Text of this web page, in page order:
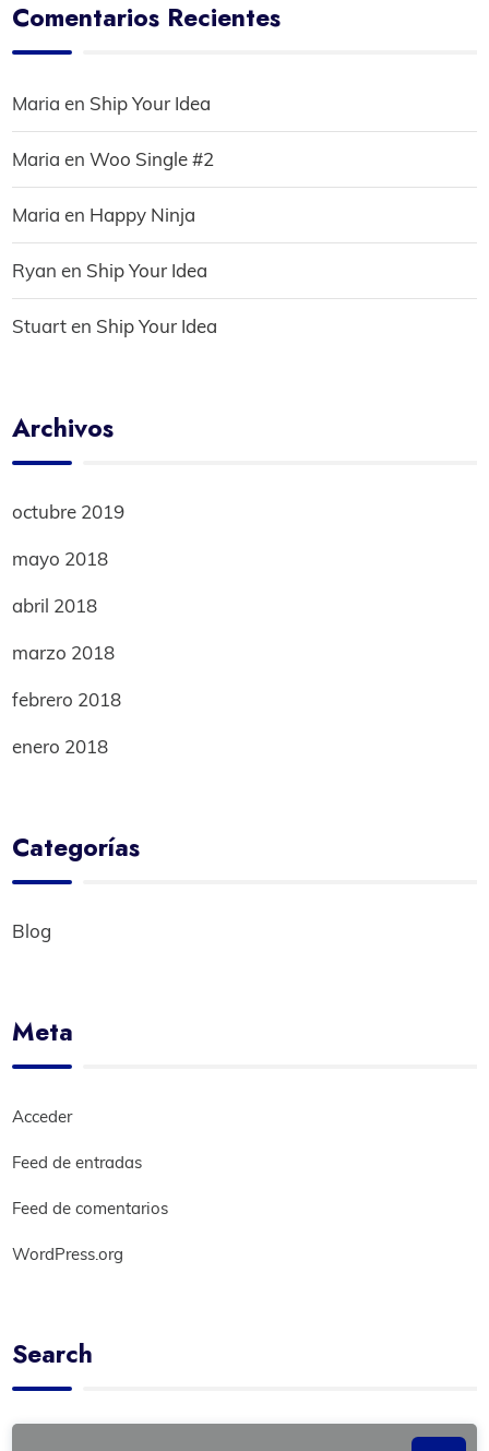
Comentarios Recientes
Maria en Ship Your Idea
Maria enWoo Single #2
Maria en Happy Ninja
Ryan en Ship Your Idea
Stuarten Ship Your Idea
Archivos
octubre 2019
mayo 2018
abril 2018
marzo 2018
febrero 2018
enero 2018
Categorías
Blog
Meta
Acceder
Feed de entradas
Feed de comentarios
WordPress.org
Search